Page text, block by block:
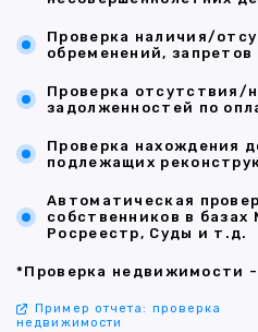
Проверка наличия/
обременений, запретов
Проверка отсутствия/
задолженностей по
Проверка нахождения
подлежащих
Автоматическая
собственников в
Росреестр, Суды и т.д.
*Проверка недвижимости
Пример отчета: проверка
недвижимости